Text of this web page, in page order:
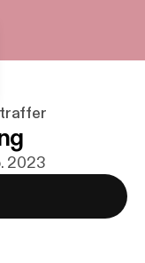
2023